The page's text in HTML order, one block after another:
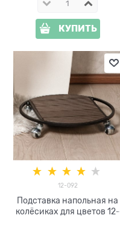
КУПИТЬ
12-092
Подставка напольная на
колёсиках для цветов 12-